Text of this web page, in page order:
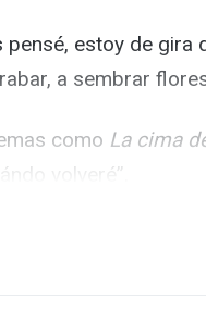
pensé, estoy de
a sembrar
como La cima
volveré”.